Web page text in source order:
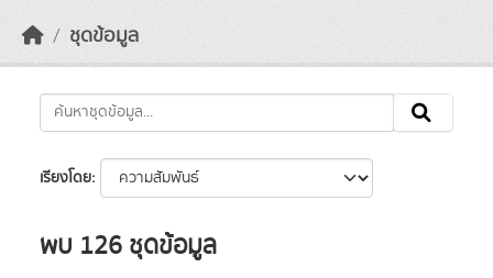
ชุดข้อมูล
เรียงโดย
พบ 126 ชุดข้อมูล